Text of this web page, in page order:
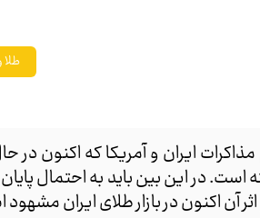
طلا
ایران و آمریکا که اکنون در
است. در این بین باید به احتمال
آن اکنون در بازار طلای ایران